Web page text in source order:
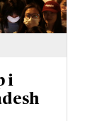
i